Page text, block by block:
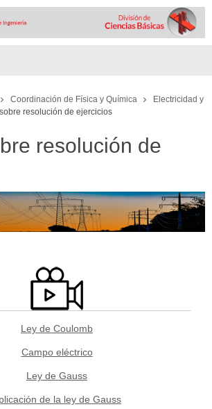
Coordinación de Física y Química
Electricidad y
resolución de ejercicios
resolución de
Ley de Coulomb
Campo eléctrico
Ley de Gauss
de la ley de Gauss